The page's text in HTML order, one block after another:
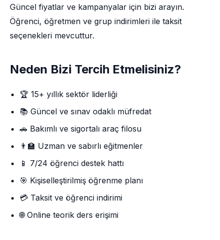
Güncel fiyatlar ve kampanyalar için bizi arayın.
Öğrenci, öğretmen ve grup indirimleri ile taksit
seçenekleri mevcuttur.
Neden Bizi Tercih Etmelisiniz?
🏆 15+ yıllık sektör liderliği
📚 Güncel ve sınav odaklı müfredat
🚗 Bakımlı ve sigortalı araç filosu
👨‍🏫 Uzman ve sabırlı eğitmenler
📱 7/24 öğrenci destek hattı
🎯 Kişiselleştirilmiş öğrenme planı
💳 Taksit ve öğrenci indirimi
🌐 Online teorik ders erişimi